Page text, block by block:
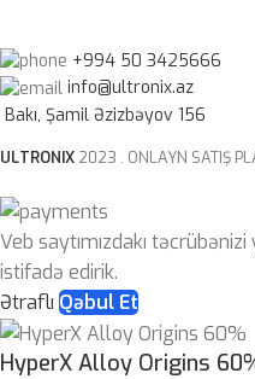
+994 50 3425666
info@ultronix.az
Bakı, Şamil Əzizbəyov 156
ULTRONIX 2023 . ONLAYN SATIŞ
Veb saytımızdakı
istifadə edirik.
Ətraflı Qəbul Et
HyperX Alloy Origins